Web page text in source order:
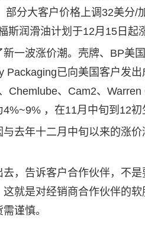
分大客户价格上调32美分/
润滑油计划于12月15日起
波涨价潮。壳牌、BP美
Packaging已向美国客户发
Chemlube、Cam2、
，在11月中旬到12初
年十二月中旬以来的涨价
告诉客户合作伙伴，不是
就是对经销商合作伙伴的
谨慎。